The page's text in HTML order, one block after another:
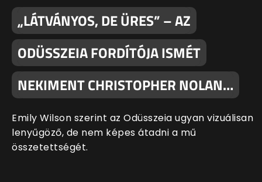
„LÁTVÁNYOS, DE ÜRES” – AZ
ODÜSSZEIA FORDÍTÓJA ISMÉT
NEKIMENT CHRISTOPHER NOLAN…
Emily Wilson szerint az Odüsszeia ugyan vizuálisan
lenyűgöző, de nem képes átadni a mű
összetettségét.